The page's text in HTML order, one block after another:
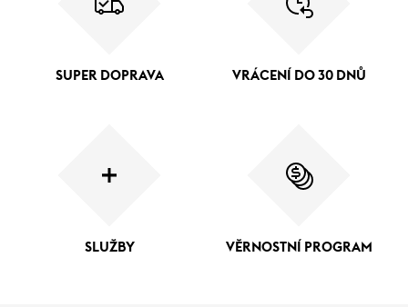
SUPER DOPRAVA VRÁCENÍ DO 30 DNŮ
SLUŽBY VĚRNOSTNÍ PROGRAM